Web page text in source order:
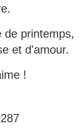
de printemps,
et d'amour.
!